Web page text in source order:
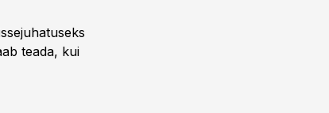
teada, kui